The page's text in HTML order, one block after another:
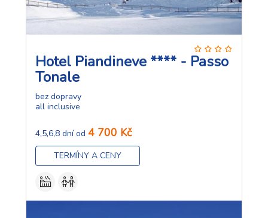
Hotel Piandineve **** - Passo
Tonale
bez dopravy
all inclusive
4,5,6,8 dní od 4 700 Kč
TERMÍNY A CENY